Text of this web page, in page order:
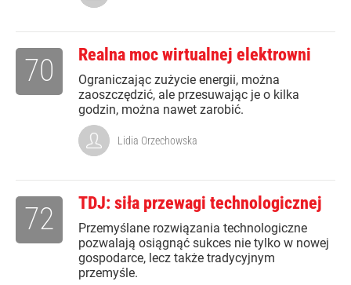
Realna moc wirtualnej elektrowni
Ograniczając zużycie energii, można
zaoszczędzić, ale przesuwając je o kilka
godzin, można nawet zarobić.
70
Lidia Orzechowska
TDJ: siła przewagi technologicznej
Przemyślane rozwiązania technologiczne
pozwalają osiągnąć sukces nie tylko w nowej
gospodarce, lecz także tradycyjnym
przemyśle.
72